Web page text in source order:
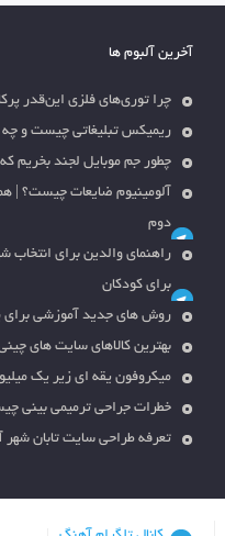
آخرین آلبوم ها
چرا توری‌های فلزی این‌قدر
ریمیکس تبلیغاتی چیست و چه
چطور جم موبایل لجند بخریم
آلومینیوم ضایعات چیست؟ |
دوم
راهنمای والدین برای
برای کودکان
روش های جدید آموزشی برای
بهترین کالاهای سایت های
میکروفون یقه ای زیر یک
خطرات جراحی ترمیمی بینی
تعرفه طراحی سایت تابان